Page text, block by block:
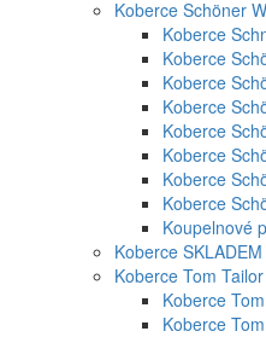
Koberce Schöner
Koberce
Koberce
Koberce
Koberce
Koberce
Koberce
Koberce
Koberce
Koupelnové
Koberce SKLADEM
Koberce Tom Tailor
Koberce
Koberce